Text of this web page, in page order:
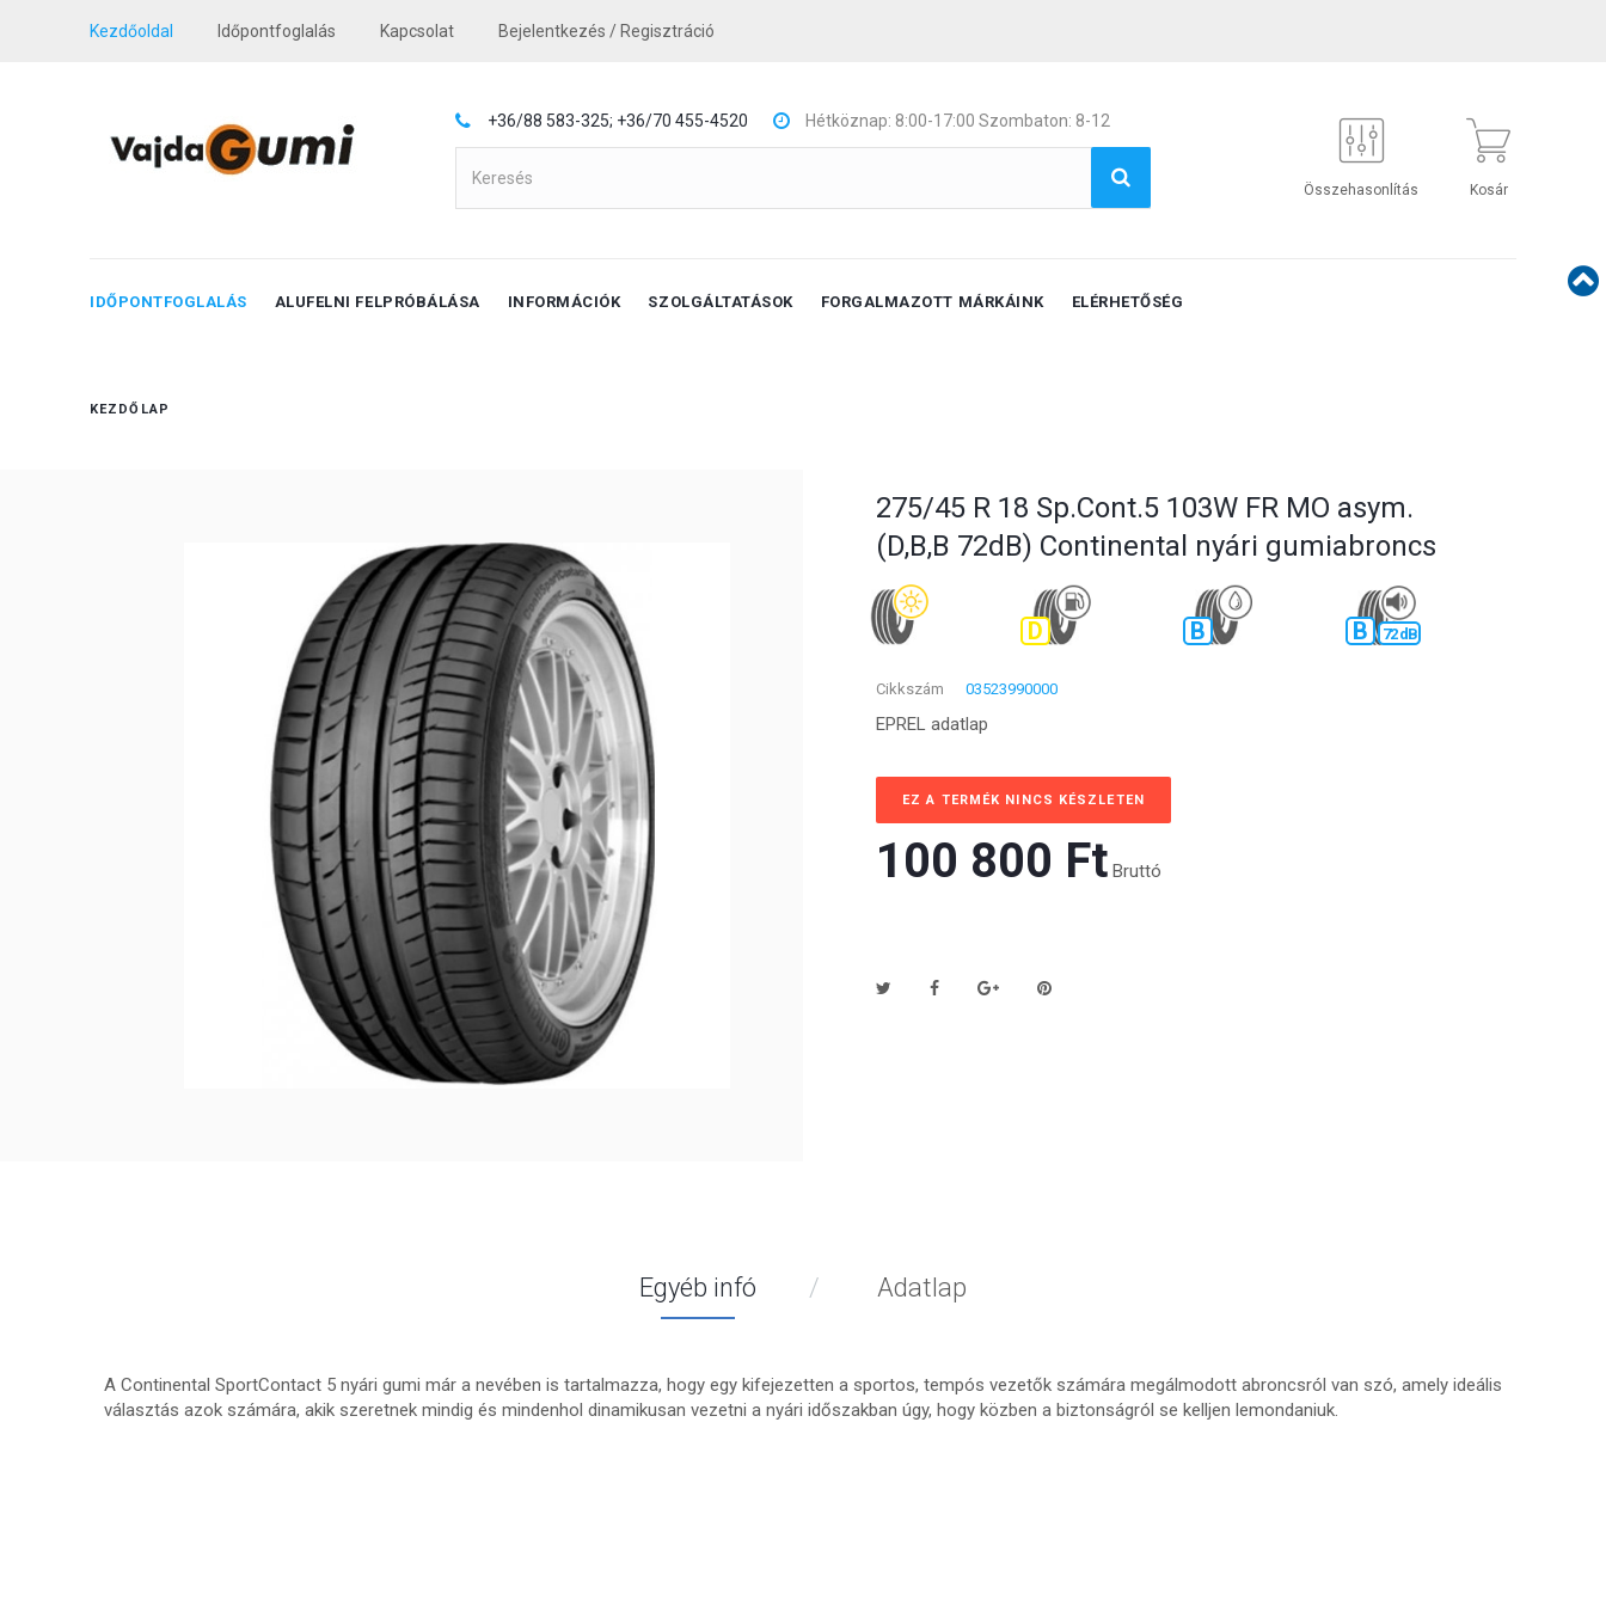
Kezdőoldal Időpontfoglalás Kapcsolat Bejelentkezés / Regisztráció
+36/88 583-325; +36/70 455-4520 Hétköznap: 8:00-17:00 Szombaton: 8-12
Összehasonlítás Kosár
IDŐPONTFOGLALÁS ALUFELNI FELPRÓBÁLÁSA INFORMÁCIÓK SZOLGÁLTATÁSOK FORGALMAZOTT MÁRKÁINK ELÉRHETŐSÉG
KEZDŐLAP
275/45 R 18 Sp.Cont.5 103W FR MO asym.
(D,B,B 72dB) Continental nyári gumiabroncs
D B B 72 dB
Cikkszám 03523990000
EPREL adatlap
EZ A TERMÉK NINCS KÉSZLETEN
100 800 Ft‎ Bruttó
Egyéb infó Adatlap
A Continental SportContact 5 nyári gumi már a nevében is tartalmazza, hogy egy kifejezetten a sportos, tempós vezetők számára megálmodott abroncsról van szó, amely ideális
választás azok számára, akik szeretnek mindig és mindenhol dinamikusan vezetni a nyári időszakban úgy, hogy közben a biztonságról se kelljen lemondaniuk.